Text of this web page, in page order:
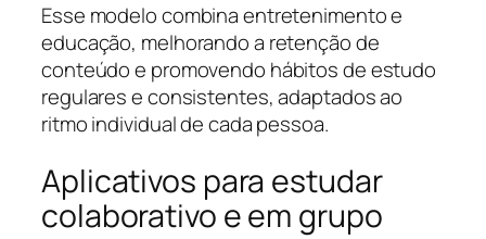
Esse modelo combina entretenimento e
educação, melhorando a retenção de
conteúdo e promovendo hábitos de estudo
regulares e consistentes, adaptados ao
ritmo individual de cada pessoa.
Aplicativos para estudar
colaborativo e em grupo